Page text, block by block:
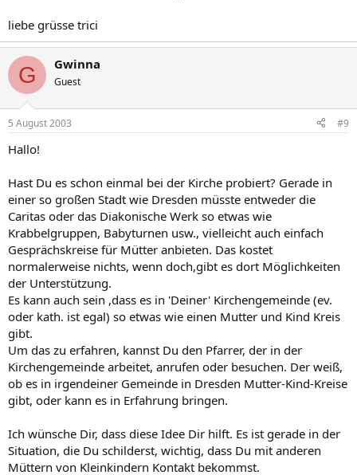
liebe grüsse trici
G Gwinna
Guest
5 August 2003 #9
Hallo!
Hast Du es schon einmal bei der Kirche probiert? Gerade in
einer so großen Stadt wie Dresden müsste entweder die
Caritas oder das Diakonische Werk so etwas wie
Krabbelgruppen, Babyturnen usw., vielleicht auch einfach
Gesprächskreise für Mütter anbieten. Das kostet
normalerweise nichts, wenn doch,gibt es dort Möglichkeiten
der Unterstützung.
Es kann auch sein ,dass es in 'Deiner' Kirchengemeinde (ev.
oder kath. ist egal) so etwas wie einen Mutter und Kind Kreis
gibt.
Um das zu erfahren, kannst Du den Pfarrer, der in der
Kirchengemeinde arbeitet, anrufen oder besuchen. Der weiß,
ob es in irgendeiner Gemeinde in Dresden Mutter-Kind-Kreise
gibt, oder kann es in Erfahrung bringen.
Ich wünsche Dir, dass diese Idee Dir hilft. Es ist gerade in der
Situation, die Du schilderst, wichtig, dass Du mit anderen
Müttern von Kleinkindern Kontakt bekommst.